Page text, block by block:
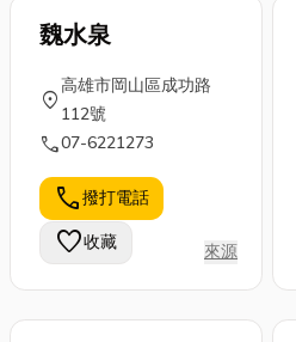
魏水泉
location_on
高雄市岡山區成功路
112號
call07-6221273
call撥打電話
favorite收藏 來源